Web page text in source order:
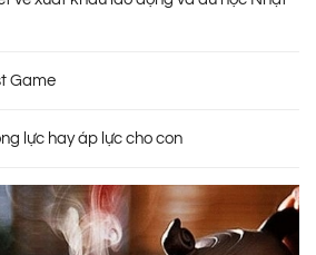
Game
lực hay áp lực cho con